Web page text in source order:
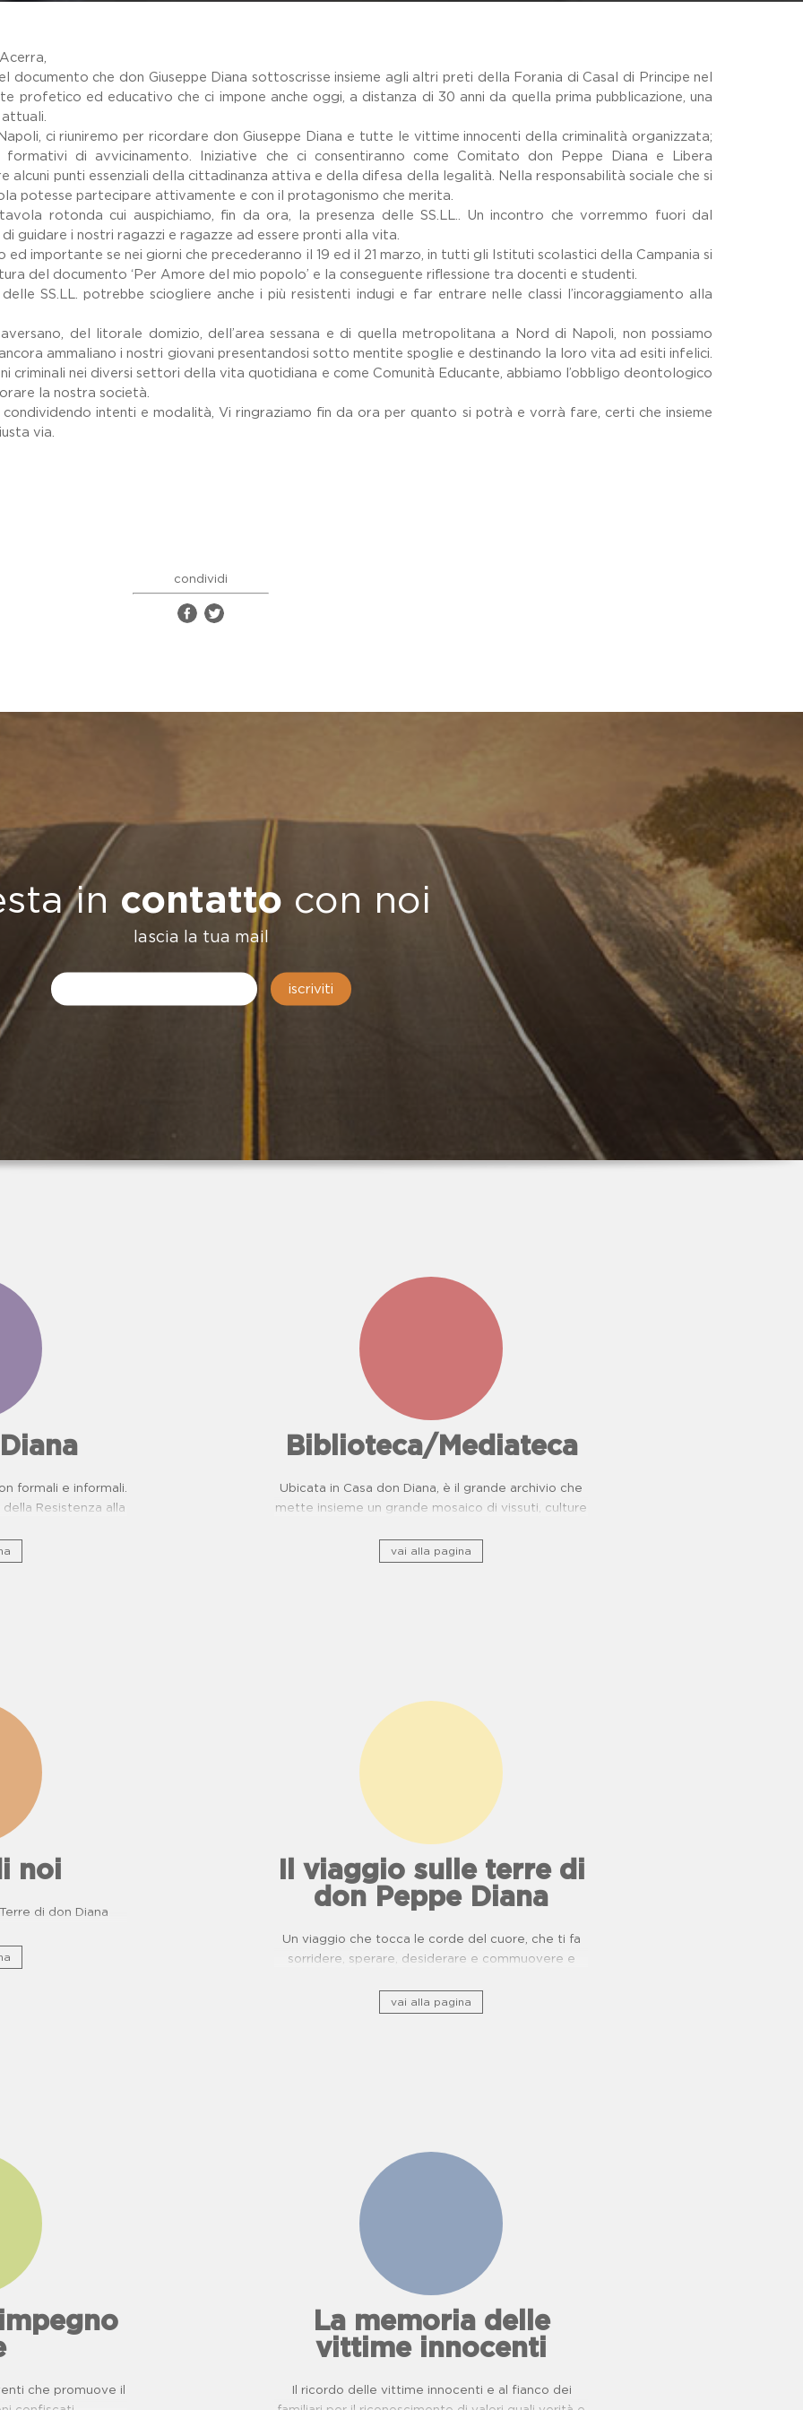
...decisero che
il
messaggio,
l'impegno
sacrificio
Giuseppe Diana
non dovessero
dimenticati...
documento che don Giuseppe Diana sottoscrisse insieme agli altri preti della Forania di Casal di Principe nel
profetico ed educativo che ci impone anche oggi, a distanza di 30 anni da quella prima pubblicazione, una
ci riuniremo per ricordare don Giuseppe Diana e tutte le vittime innocenti della criminalità organizzata;
di avvicinamento. Iniziative che ci consentiranno come Comitato don Peppe Diana e Libera
punti essenziali della cittadinanza attiva e della difesa della legalità. Nella responsabilità sociale che si
potesse partecipare attivamente e con il protagonismo che merita.
rotonda cui auspichiamo, fin da ora, la presenza delle SS.LL.. Un incontro che vorremmo fuori dal
guidare i nostri ragazzi e ragazze ad essere pronti alla vita.
ed importante se nei giorni che precederanno il 19 ed il 21 marzo, in tutti gli Istituti scolastici della Campania si
del documento ‘Per Amore del mio popolo’ e la conseguente riflessione tra docenti e studenti.
SS.LL. potrebbe sciogliere anche i più resistenti indugi e far entrare nelle classi l’incoraggiamento alla
del litorale domizio, dell’area sessana e di quella metropolitana a Nord di Napoli, non possiamo
ammaliano i nostri giovani presentandosi sotto mentite spoglie e destinando la loro vita ad esiti infelici.
criminali nei diversi settori della vita quotidiana e come Comunità Educante, abbiamo l’obbligo deontologico
la nostra società.
intenti e modalità, Vi ringraziamo fin da ora per quanto si potrà e vorrà fare, certi che insieme
via.
condividi
in contatto con noi
lascia la tua mail
iscriviti
formali e informali.
Resistenza alla
per scuole.
Biblioteca/Mediateca
Ubicata in Casa don Diana, è il grande archivio che
mette insieme un grande mosaico di vissuti, culture
vai alla pagina
noi
di don Diana
Il viaggio sulle terre di
don Peppe Diana
Un viaggio che tocca le corde del cuore, che ti fa
sorridere, sperare, desiderare e commuovere e
di usanze, cucina e buone pratiche.
vai alla pagina
che promuove il
La memoria delle
vittime innocenti
Il ricordo delle vittime innocenti e al fianco dei